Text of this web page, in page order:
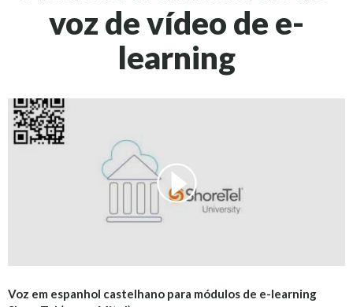
voz de vídeo de e-
learning
Voz em espanhol castelhano para módulos de e-learning